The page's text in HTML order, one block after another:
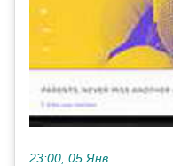
23:00, 05 Янв